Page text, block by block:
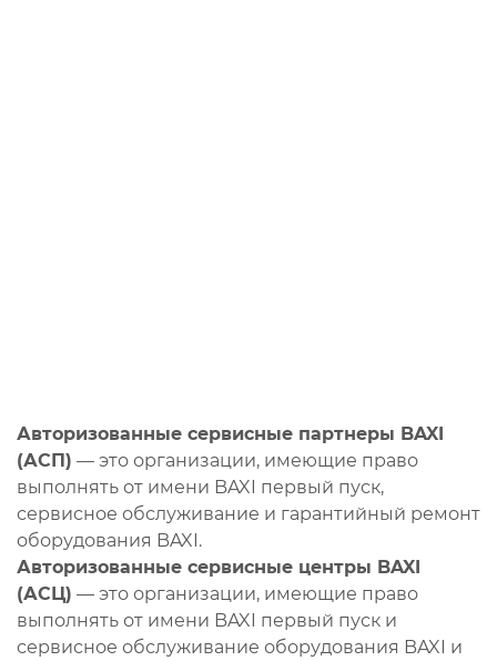
Авторизованные сервисные партнеры BAXI
(АСП) — это организации, имеющие право
выполнять от имени BAXI первый пуск,
сервисное обслуживание и гарантийный ремонт
оборудования BAXI.
Авторизованные сервисные центры BAXI
(АСЦ) — это организации, имеющие право
выполнять от имени BAXI первый пуск и
сервисное обслуживание оборудования BAXI и